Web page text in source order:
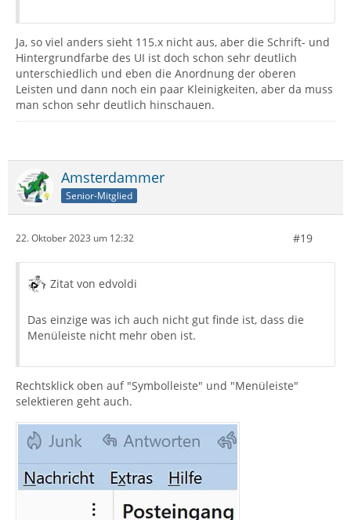
Ja, so viel anders sieht 115.x nicht aus, aber die Schrift- und
Hintergrundfarbe des UI ist doch schon sehr deutlich
unterschiedlich und eben die Anordnung der oberen
Leisten und dann noch ein paar Kleinigkeiten, aber da muss
man schon sehr deutlich hinschauen.
Amsterdammer
Senior-Mitglied
22. Oktober 2023 um 12:32 #19
Zitat von edvoldi
Das einzige was ich auch nicht gut finde ist, dass die
Menüleiste nicht mehr oben ist.
Rechtsklick oben auf "Symbolleiste" und "Menüleiste"
selektieren geht auch.